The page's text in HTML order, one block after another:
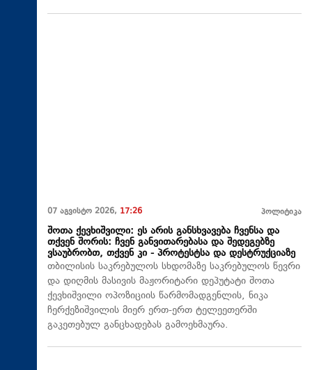
07 აგვისტო 2026, 17:26 პოლიტიკა
შოთა ქევხიშვილი: ეს არის განსხვავება ჩვენსა და
თქვენ შორის: ჩვენ განვითარებასა და შედეგებზე
ვსაუბრობთ, თქვენ კი - პროტესტსა და დესტრუქციაზე
თბილისის საკრებულოს სხდომაზე საკრებულოს წევრი
და დიღმის მასივის მაჟორიტარი დეპუტატი შოთა
ქევხიშვილი ოპოზიციის წარმომადგენლის, ნიკა
ჩერქეზიშვილის მიერ ერთ-ერთ ტელეეთერში
გაკეთებულ განცხადებას გამოეხმაურა.